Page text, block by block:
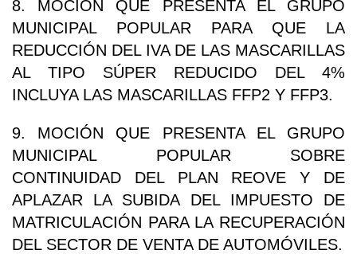
8. MOCIÓN QUE PRESENTA EL GRUPO
MUNICIPAL POPULAR PARA QUE LA
REDUCCIÓN DEL IVA DE LAS MASCARILLAS
AL TIPO SÚPER REDUCIDO DEL 4%
INCLUYA LAS MASCARILLAS FFP2 Y FFP3.
9. MOCIÓN QUE PRESENTA EL GRUPO
MUNICIPAL POPULAR SOBRE
CONTINUIDAD DEL PLAN REOVE Y DE
APLAZAR LA SUBIDA DEL IMPUESTO DE
MATRICULACIÓN PARA LA RECUPERACIÓN
DEL SECTOR DE VENTA DE AUTOMÓVILES.